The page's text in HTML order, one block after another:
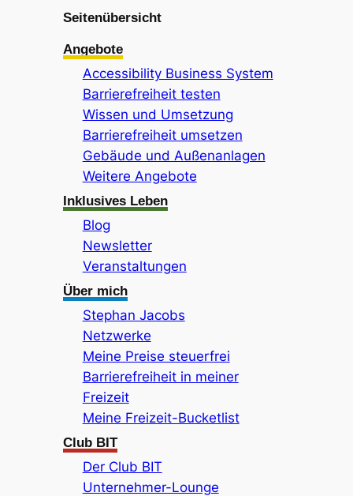
Seitenübersicht
Angebote
Accessibility Business System
Barrierefreiheit testen
Wissen und Umsetzung
Barrierefreiheit umsetzen
Gebäude und Außenanlagen
Weitere Angebote
Inklusives Leben
Blog
Newsletter
Veranstaltungen
Über mich
Stephan Jacobs
Netzwerke
Meine Preise steuerfrei
Barrierefreiheit in meiner
Freizeit
Meine Freizeit-Bucketlist
Club BIT
Der Club BIT
Unternehmer-Lounge